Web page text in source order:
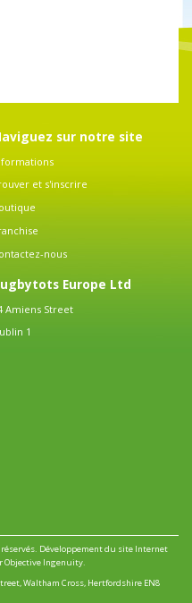
sur notre site
et s'inscrire
nous
Europe Ltd
Amiens Street
1
Développement du site Internet
Objective Ingenuity.
Waltham Cross, Hertfordshire EN8